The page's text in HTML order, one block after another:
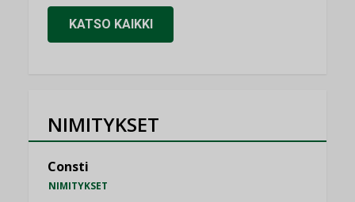
KATSO KAIKKI
NIMITYKSET
Consti
NIMITYKSET